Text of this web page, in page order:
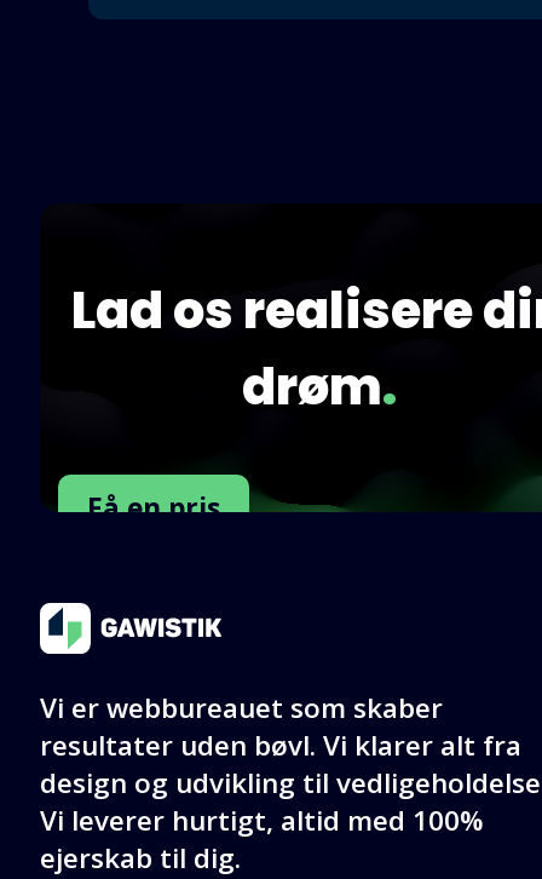
Lad os realisere
drøm.
Få en pris
Vi er webbureauet som skaber
resultater uden bøvl. Vi klarer alt fra
design og udvikling til
Vi leverer hurtigt, altid med 100%
ejerskab til dig.